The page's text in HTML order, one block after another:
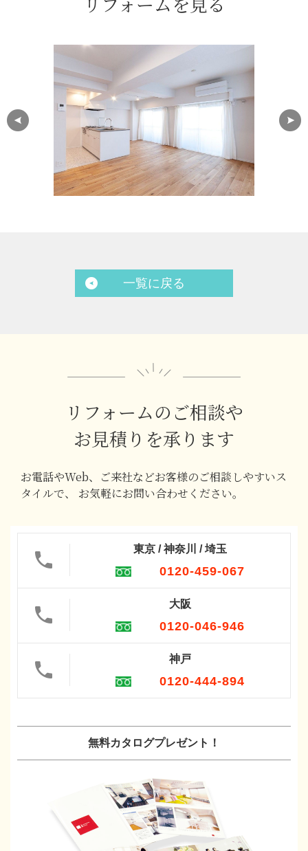
一覧に戻る
リフォームのご相談や
お見積りを承ります
お電話やWeb、ご来社などお客様のご相談しやすいス
タイルで、
お気軽にお問い合わせください。
東京 / 神奈川 / 埼玉
0120-459-067
大阪
0120-046-946
神戸
0120-444-894
無料カタログプレゼント！